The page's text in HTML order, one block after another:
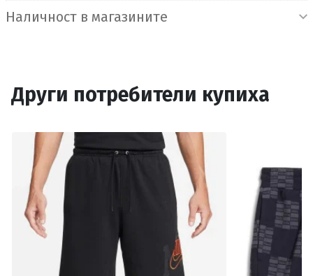
Наличност в магазините
Други потребители купиха